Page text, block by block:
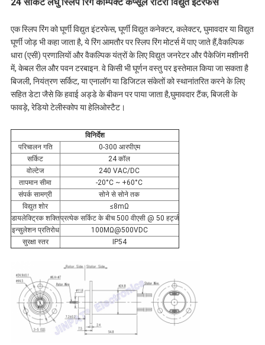
PRIVACY
POLICY
24 सर्किट लघु स्लिप रिंग कॉम्पैक्ट कैप्सूल रोटरी विद्युत इंटरफेस
एक स्लिप रिंग को घूर्णी विद्युत इंटरफेस, घूर्णी विद्युत कनेक्टर, कलेक्टर, घुमावदार या विद्युत
घूर्णी जोड़ भी कहा जाता है, ये रिंग आमतौर पर स्लिप रिंग मोटर्स में पाए जाते हैं,वैकल्पिक
धारा (एसी) प्रणालियों और वैकल्पिक यंत्रों के लिए विद्युत जनरेटर और पैकेजिंग मशीनरी
में, केबल रील और पवन टरबाइन. वे किसी भी घूर्णन वस्तु पर इस्तेमाल किया जा सकता है
बिजली, नियंत्रण सर्किट, या एनालॉग या डिजिटल संकेतों को स्थानांतरित करने के लिए
सहित डेटा जैसे कि हवाई अड्डे के बीकन पर पाया जाता है,घुमावदार टैंक, बिजली के
फावड़े, रेडियो टेलीस्कोप या हेलिओस्टैट।
विनिर्देश
परिचालन गति
0-300 आरपीएम
सर्किट
24 कॉल
वोल्टेज
240 VAC/DC
तापमान सीमा
-20°C ~ +60°C
संपर्क सामग्री
सोने से सोने तक
विद्युत शोर
≤8mΩ
डायलेक्ट्रिक शक्तिप्रत्येक सर्किट के बीच 500 वीएसी @ 50 हर्ट्ज
इन्सुलेशन प्रतिरोध
100MΩ@500VDC
सुरक्षा स्तर
IP54